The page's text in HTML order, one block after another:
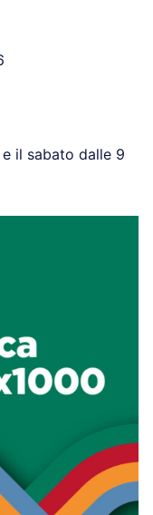
il sabato dalle 9